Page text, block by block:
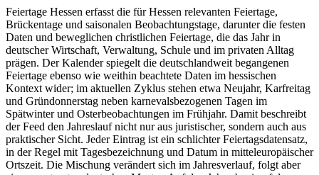
Feiertage Hessen erfasst die für Hessen relevanten Feiertage,
Brückentage und saisonalen Beobachtungstage, darunter die festen
Daten und beweglichen christlichen Feiertage, die das Jahr in
deutscher Wirtschaft, Verwaltung, Schule und im privaten Alltag
prägen. Der Kalender spiegelt die deutschlandweit begangenen
Feiertage ebenso wie weithin beachtete Daten im hessischen
Kontext wider; im aktuellen Zyklus stehen etwa Neujahr, Karfreitag
und Gründonnerstag neben karnevalsbezogenen Tagen im
Spätwinter und Osterbeobachtungen im Frühjahr. Damit beschreibt
der Feed den Jahreslauf nicht nur aus juristischer, sondern auch aus
praktischer Sicht. Jeder Eintrag ist ein schlichter Feiertagsdatensatz,
in der Regel mit Tagesbezeichnung und Datum in mitteleuropäischer
Ortszeit. Die Mischung verändert sich im Jahresverlauf, folgt aber